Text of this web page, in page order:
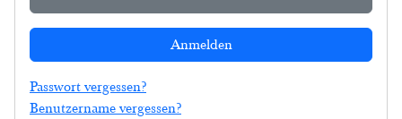
Anmelden
Passwort vergessen?
Benutzername vergessen?